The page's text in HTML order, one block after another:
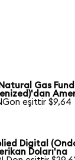
Gas
eşittir $9,64
Digital
Doları'na